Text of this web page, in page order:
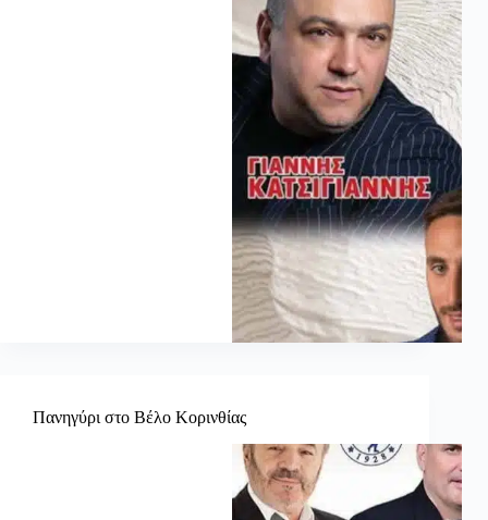
Πανηγύρι στο Βέλο Κορινθίας